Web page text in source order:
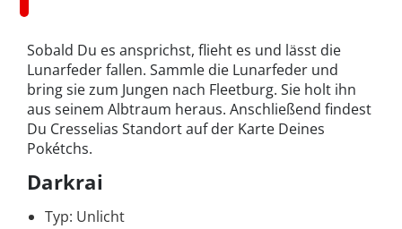
Sobald Du es ansprichst, flieht es und lässt die
Lunarfeder fallen. Sammle die Lunarfeder und
bring sie zum Jungen nach Fleetburg. Sie holt ihn
aus seinem Albtraum heraus. Anschließend findest
Du Cresselias Standort auf der Karte Deines
Pokétchs.
Darkrai
Typ: Unlicht